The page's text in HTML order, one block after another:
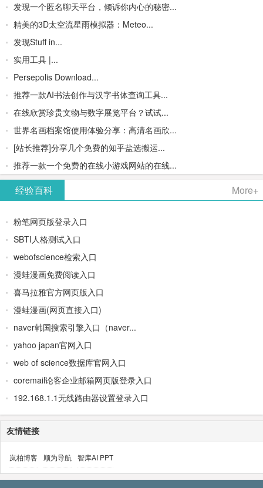
发现一个匿名聊天平台，倾诉你内心的秘密...
精美的3D太空流星雨模拟器：Meteo...
发现Stuff in...
实用工具 |...
Persepolis Download...
推荐一款AI书法创作与汉字书体查询工具...
在线欣赏珍贵文物与数字展览平台？试试...
世界名画档案馆使用体验分享：高清名画欣...
[站长推荐]分享几个免费的知乎盐选搬运...
推荐一款一个免费的在线小游戏网站的在线...
经验百科 More+
粉笔网页版登录入口
SBTI人格测试入口
webofscience检索入口
漫蛙漫画免费阅读入口
喜马拉雅官方网页版入口
漫蛙漫画(网页直接入口)
naver韩国搜索引擎入口（naver...
yahoo japan官网入口
web of science数据库官网入口
coremail论客企业邮箱网页版登录入口
192.168.1.1无线路由器设置登录入口
友情链接
岚柏博客 顺为导航 智库AI PPT